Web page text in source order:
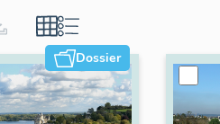
Dossier